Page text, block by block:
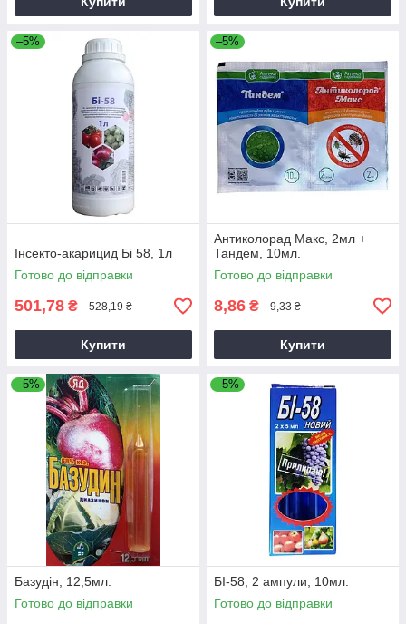
–5%
Інсекто-акарицид Бі 58, 1л
Готово до відправки
501,78 ₴ 528,19 ₴
Купити
–5%
Антиколорад Макс, 2мл +
Тандем, 10мл.
Готово до відправки
8,86 ₴ 9,33 ₴
Купити
–5%
Базудін, 12,5мл.
Готово до відправки
–5%
БІ-58, 2 ампули, 10мл.
Готово до відправки